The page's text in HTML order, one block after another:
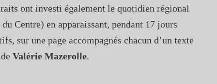
ont investi également le quotidien régional
Centre) en apparaissant, pendant 17 jours
sur une page accompagnés chacun d’un texte
Valérie Mazerolle.